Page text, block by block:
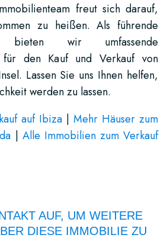
freut sich darauf,
zu heißen. Als führende
bieten wir umfassende
für den Kauf und Verkauf von
Lassen Sie uns Ihnen helfen,
werden zu lassen.
auf Ibiza | Mehr Häuser zum
| Alle Immobilien zum Verkauf
AUF, UM WEITERE
DIESE IMMOBILIE ZU